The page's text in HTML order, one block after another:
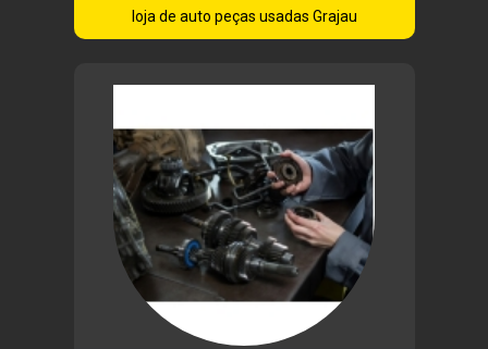
loja de auto peças usadas Grajau